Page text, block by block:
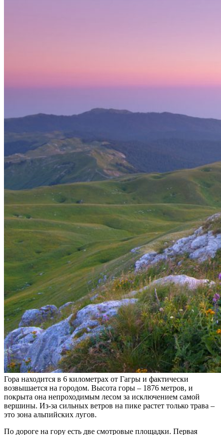
Гора находится в 6 километрах от Гагры и фактически
возвышается на городом. Высота горы – 1876 метров, и
покрыта она непроходимым лесом за исключением самой
вершины. Из-за сильных ветров на пике растет только трава –
это зона альпийских лугов.
По дороге на гору есть две смотровые площадки. Первая